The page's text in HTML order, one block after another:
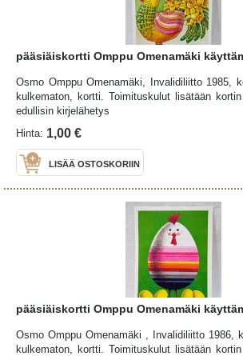
pääsiäiskortti Omppu Omenamäki
Osmo Omppu Omenamäki, Invalidiliitto 1985,
kulkematon, kortti. Toimituskulut lisätään
edullisin kirjelähetys
Hinta: 1,00 €
LISÄÄ OSTOSKORIIN
pääsiäiskortti Omppu Omenamäki
Osmo Omppu Omenamäki , Invalidiliitto 1986,
kulkematon, kortti. Toimituskulut lisätään